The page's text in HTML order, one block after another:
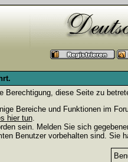
Berechtigung, diese Seite zu
Bereiche und Funktionen im
hier tun.
sein. Melden Sie sich
Benutzer vorbehalten sind. Sie